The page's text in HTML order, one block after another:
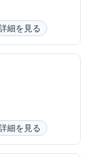
細を見る
細を見る